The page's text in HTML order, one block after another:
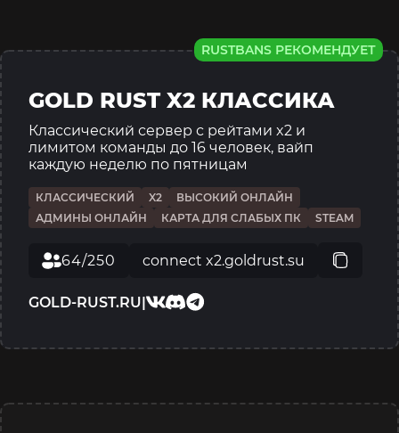
RUSTBANS РЕКОМЕНДУЕТ
GOLD RUST X2 КЛАССИКА
Классический сервер с рейтами x2 и
лимитом команды до 16 человек, вайп
каждую неделю по пятницам
КЛАССИЧЕСКИЙ X2
ВЫСОКИЙ ОНЛАЙН
АДМИНЫ ОНЛАЙН
КАРТА ДЛЯ СЛАБЫХ ПК STEAM
64/250 connect x2.goldrust.su
GOLD-RUST.RU|